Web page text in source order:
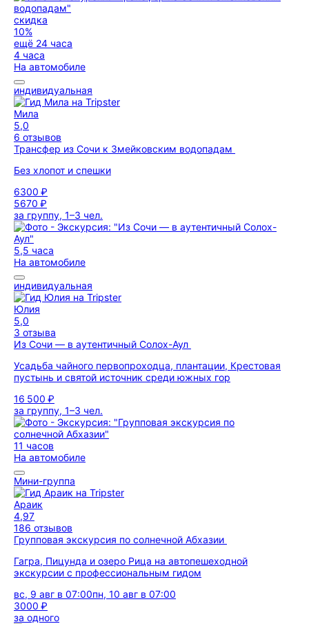
скидка
10%
ещё 24 часа
4 часа
На автомобиле
индивидуальная
Мила
5,0
6 отзывов
Трансфер из Сочи к Змейковским водопадам
Без хлопот и спешки
6300 ₽
5670 ₽
за группу, 1–3 чел.
5,5 часа
На автомобиле
индивидуальная
Юлия
5,0
3 отзыва
Из Сочи — в аутентичный Солох-Аул
Усадьба чайного первопроходца, плантации, Крестовая
пустынь и святой источник среди южных гор
16 500 ₽
за группу, 1–3 чел.
11 часов
На автомобиле
Мини-группа
Араик
4,97
186 отзывов
Групповая экскурсия по солнечной Абхазии
Гагра, Пицунда и озеро Рица на автопешеходной
экскурсии с профессиональным гидом
вс, 9 авг в 07:00пн, 10 авг в 07:00
3000 ₽
за одного